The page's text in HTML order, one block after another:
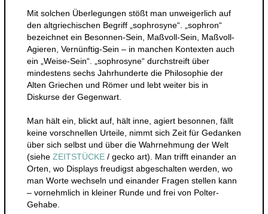
Mit solchen Überlegungen stößt man unweigerlich auf
den altgriechischen Begriff „sophrosyne“. „sophron“
bezeichnet ein Besonnen-Sein, Maßvoll-Sein, Maßvoll-
Agieren, Vernünftig-Sein – in manchen Kontexten auch
ein „Weise-Sein“. „sophrosyne“ durchstreift über
mindestens sechs Jahrhunderte die Philosophie der
Alten Griechen und Römer und lebt weiter bis in
Diskurse der Gegenwart.
Man hält ein, blickt auf, hält inne, agiert besonnen, fällt
keine vorschnellen Urteile, nimmt sich Zeit für Gedanken
über sich selbst und über die Wahrnehmung der Welt
(siehe ZEITSTÜCKE/ gecko art). Man trifft einander an
Orten, wo Displays freudigst abgeschalten werden, wo
man Worte wechseln und einander Fragen stellen kann
– vornehmlich in kleiner Runde und frei von Polter-
Gehabe.